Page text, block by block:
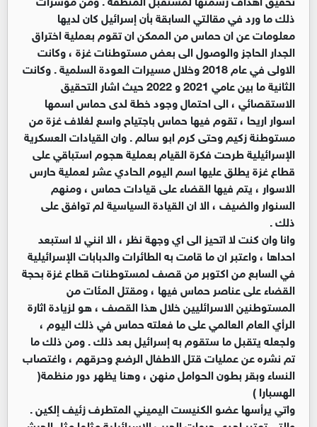
ذلك ما ورد في مقالتي السابقة بأن إسرائيل كان لديها
معلومات عن ان حماس من الممكن ان تقوم بعملية اختراق
الجدار الحاجز والوصول الى بعض مستوطنات غزة ، وكانت
الاولى في عام 2018 وخلال مسيرات العودة السلمية . وكانت
الثانية ما بين عامي 2021 و 2022 حيث اشار التحقيق
الاستقصائي ، الى احتمال وجود خطة لدى حماس اسمها
اسوار اريحا ، تقوم فيها حماس باجتياح واسع لغلاف غزة من
مستوطنة زكيم وحتى كرم ابو سالم . وان القيادات العسكرية
الإسرائيلية طرحت فكرة القيام بعملية هجوم استباقي على
قطاع غزة يطلق عليها اسم اليوم الحادي عشر لعملية حارس
الاسوار ، يتم فيها القضاء على قيادات حماس ، ومنهم
السنوار والضيف ، الا ان القيادة السياسية لم توافق على
ذلك .
وانا وان كنت لا اتحيز الى اي وجهة نظر ، الا انني لا استبعد
احداها ، واعتبر ان ما قامت به الطائرات والدبابات الإسرائيلية
في السابع من اكتوبر من قصف لمستوطنات قطاع غزة بحجة
القضاء على عناصر حماس فيها ، ومقتل المئات من
المستوطنين الاسرائليين خلال هذا القصف ، هو لزيادة اثارة
الرأي العام العالمي على ما فعلته حماس في ذلك اليوم ،
ولجعله يتقبل ما ستقوم به إسرائيل بعد ذلك . ومن ذلك ما
تم نشره عن عمليات قتل الاطفال الرضع وحرقهم ، واغتصاب
النساء وبقر بطون الحوامل منهن ، وهنا يظهر دور منظمة(
الهسبارا )
واتي يرأسها عضو الكنيست اليميني المتطرف زئيف إلكين .